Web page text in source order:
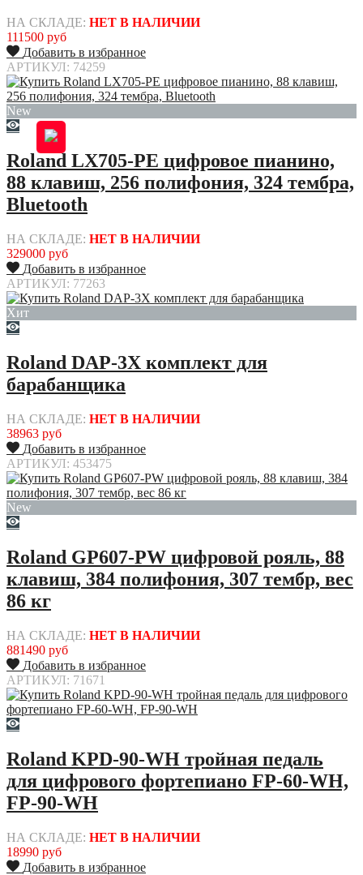
НА СКЛАДЕ: НЕТ В НАЛИЧИИ
111500 руб
Добавить в избранное
АРТИКУЛ: 74259
New
Roland LX705-PE цифровое пианино,
88 клавиш, 256 полифония, 324 тембра,
Bluetooth
НА СКЛАДЕ: НЕТ В НАЛИЧИИ
329000 руб
Добавить в избранное
АРТИКУЛ: 77263
Хит
Roland DAP-3X комплект для
барабанщика
НА СКЛАДЕ: НЕТ В НАЛИЧИИ
38963 руб
Добавить в избранное
АРТИКУЛ: 453475
New
Roland GP607-PW цифровой рояль, 88
клавиш, 384 полифония, 307 тембр, вес
86 кг
НА СКЛАДЕ: НЕТ В НАЛИЧИИ
881490 руб
Добавить в избранное
АРТИКУЛ: 71671
Roland KPD-90-WH тройная педаль
для цифрового фортепиано FP-60-WH,
FP-90-WH
НА СКЛАДЕ: НЕТ В НАЛИЧИИ
18990 руб
Добавить в избранное